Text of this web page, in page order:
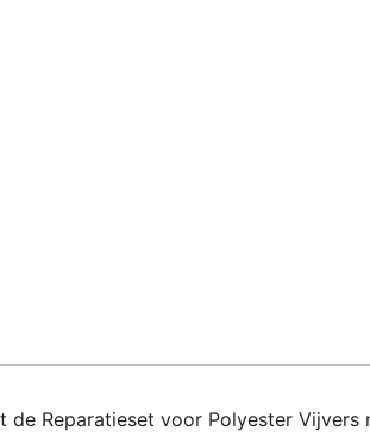
Reparatieset voor Polyester